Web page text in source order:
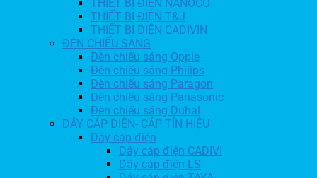
THIẾT BỊ ĐIỆN NANOCO
THIẾT BỊ ĐIỆN T&J
THIẾT BỊ ĐIỆN CADIVIN
ĐÈN CHIẾU SÁNG
Đèn chiếu sáng Opple
Đèn chiếu sáng Philips
Đèn chiếu sáng Paragon
Đèn chiếu sáng Panasonic
Đèn chiếu sáng Duhal
DÂY CÁP ĐIỆN- CÁP TÍN HIỆU
Dây cáp điện
Dây cáp điện CADIVI
Dây cáp điện LS